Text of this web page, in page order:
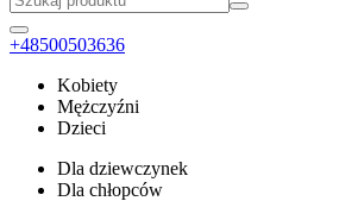
+48500503636
Kobiety
Mężczyźni
Dzieci
Dla dziewczynek
Dla chłopców